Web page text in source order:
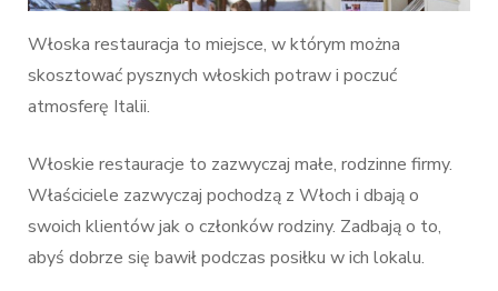
Włoska restauracja to miejsce, w którym można
skosztować pysznych włoskich potraw i poczuć
atmosferę Italii.
Włoskie restauracje to zazwyczaj małe, rodzinne firmy.
Właściciele zazwyczaj pochodzą z Włoch i dbają o
swoich klientów jak o członków rodziny. Zadbają o to,
abyś dobrze się bawił podczas posiłku w ich lokalu.